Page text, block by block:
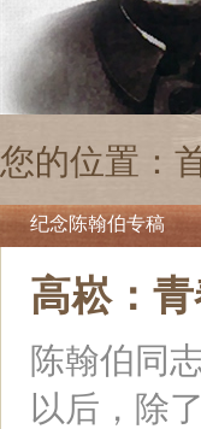
您的位置：
纪念陈翰伯专稿
高崧：
陈翰伯同
以后，除